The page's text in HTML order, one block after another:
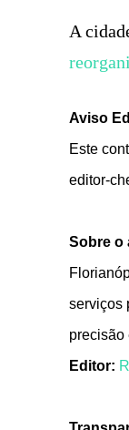
A
Aviso
Este
editor-
Sobre o
serviços
precisão
Editor: